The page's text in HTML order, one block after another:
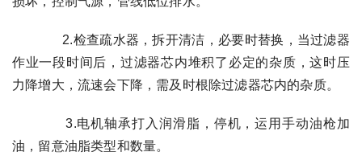
2.检查疏水器，拆开清洁，必要时替换，当过滤器
作业一段时间后，过滤器芯内堆积了必定的杂质，这时压
力降增大，流速会下降，需及时根除过滤器芯内的杂质。
3.电机轴承打入润滑脂，停机，运用手动油枪加
油，留意油脂类型和数量。